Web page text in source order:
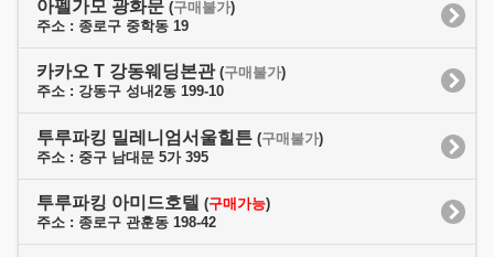
아펠가모 광화문 (구매불가)
주소 : 종로구 중학동 19
카카오 T 강동웨딩본관 (구매불가)
주소 : 강동구 성내2동 199-10
투루파킹 밀레니엄서울힐튼 (구매불가)
주소 : 중구 남대문 5가 395
투루파킹 아미드호텔 (구매가능)
주소 : 종로구 관훈동 198-42